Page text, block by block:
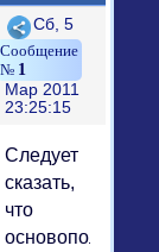
Поделиться
1
Сб, 5
Мар 2011
23:25:15
Следует
сказать,
что